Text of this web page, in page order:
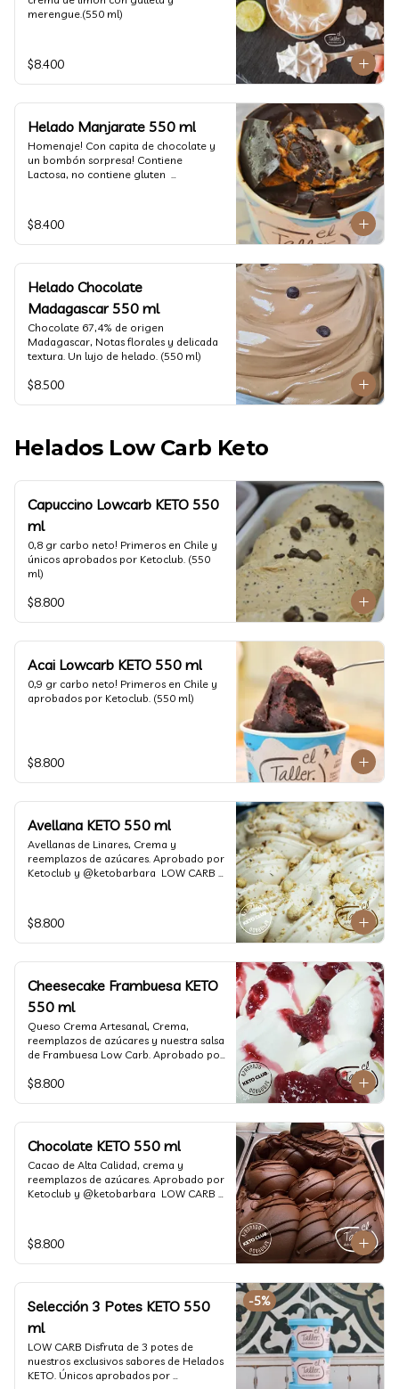
merengue.(550 ml)
$8.400
Helado Manjarate 550 ml
Homenaje! Con capita de chocolate y
un bombón sorpresa! Contiene
Lactosa, no contiene gluten
$8.400
Helado Chocolate
Madagascar 550 ml
Chocolate 67,4% de origen
Madagascar, Notas florales y delicada
textura. Un lujo de helado. (550 ml)
$8.500
Helados Low Carb Keto
Capuccino Lowcarb KETO 550
ml
0,8 gr carbo neto! Primeros en Chile y
únicos aprobados por Ketoclub. (550
ml)
$8.800
Acai Lowcarb KETO 550 ml
0,9 gr carbo neto! Primeros en Chile y
aprobados por Ketoclub. (550 ml)
$8.800
Avellana KETO 550 ml
Avellanas de Linares, Crema y
reemplazos de azúcares. Aprobado por
Ketoclub y @ketobarbara  LOW CARB
$8.800
Cheesecake Frambuesa KETO
550 ml
Queso Crema Artesanal, Crema,
reemplazos de azúcares y nuestra salsa
de Frambuesa Low Carb. Aprobado por
KETO. (550 ml)
$8.800
Chocolate KETO 550 ml
Cacao de Alta Calidad, crema y
reemplazos de azúcares. Aprobado por
Ketoclub y @ketobarbara  LOW CARB
$8.800
-5%
Selección 3 Potes KETO 550
ml
LOW CARB Disfruta de 3 potes de
nuestros exclusivos sabores de Helados
KETO. Únicos aprobados por